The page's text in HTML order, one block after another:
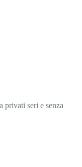
privati seri e senza